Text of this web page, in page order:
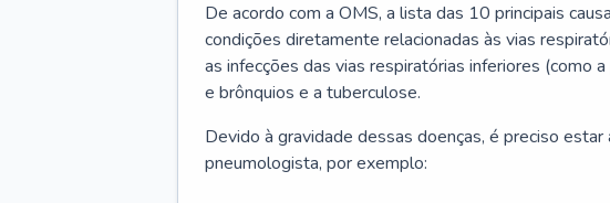
De acordo com a OMS, a lista das 10 principais
condições diretamente relacionadas às vias
as infecções das vias respiratórias inferiores (como
e brônquios e a tuberculose.
Devido à gravidade dessas doenças, é preciso
pneumologista, por exemplo: